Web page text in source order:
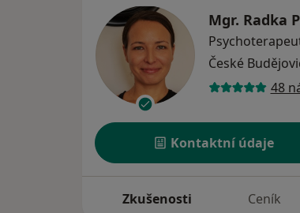
Mgr. Radka
České
48
Kontaktní údaje
Zkušenosti Ceník